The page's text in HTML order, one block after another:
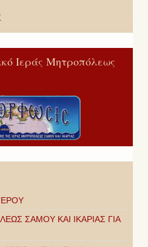
Ιεράς Μητροπόλεως
ΣΑΜΟΥ ΚΑΙ ΙΚΑΡΙΑΣ ΓΙΑ